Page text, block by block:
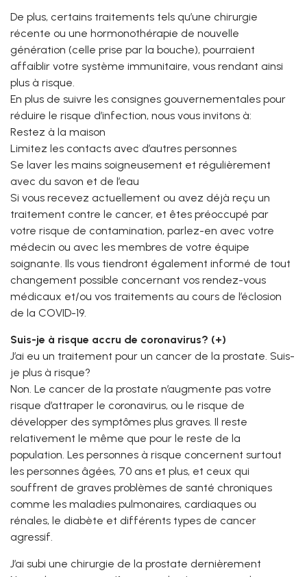
De plus, certains traitements tels qu’une chirurgie
récente ou une hormonothérapie de nouvelle
génération (celle prise par la bouche), pourraient
affaiblir votre système immunitaire, vous rendant ainsi
plus à risque.
En plus de suivre les consignes gouvernementales pour
réduire le risque d’infection, nous vous invitons à:
Restez à la maison
Limitez les contacts avec d’autres personnes
Se laver les mains soigneusement et régulièrement
avec du savon et de l’eau
Si vous recevez actuellement ou avez déjà reçu un
traitement contre le cancer, et êtes préoccupé par
votre risque de contamination, parlez-en avec votre
médecin ou avec les membres de votre équipe
soignante. Ils vous tiendront également informé de tout
changement possible concernant vos rendez-vous
médicaux et/ou vos traitements au cours de l’éclosion
de la COVID-19.
Suis-je à risque accru de coronavirus? (+)
J’ai eu un traitement pour un cancer de la prostate. Suis-
je plus à risque?
Non. Le cancer de la prostate n’augmente pas votre
risque d’attraper le coronavirus, ou le risque de
développer des symptômes plus graves. Il reste
relativement le même que pour le reste de la
population. Les personnes à risque concernent surtout
les personnes âgées, 70 ans et plus, et ceux qui
souffrent de graves problèmes de santé chroniques
comme les maladies pulmonaires, cardiaques ou
rénales, le diabète et différents types de cancer
agressif.
J’ai subi une chirurgie de la prostate dernièrement